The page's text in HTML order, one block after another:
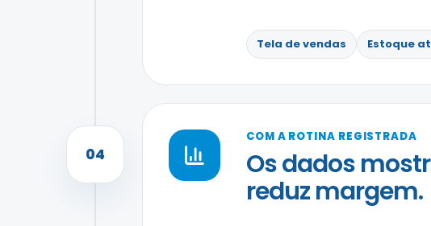
Tela de vendas Estoque
04
COM A ROTINA REGISTRADA
Os dados
reduz margem.